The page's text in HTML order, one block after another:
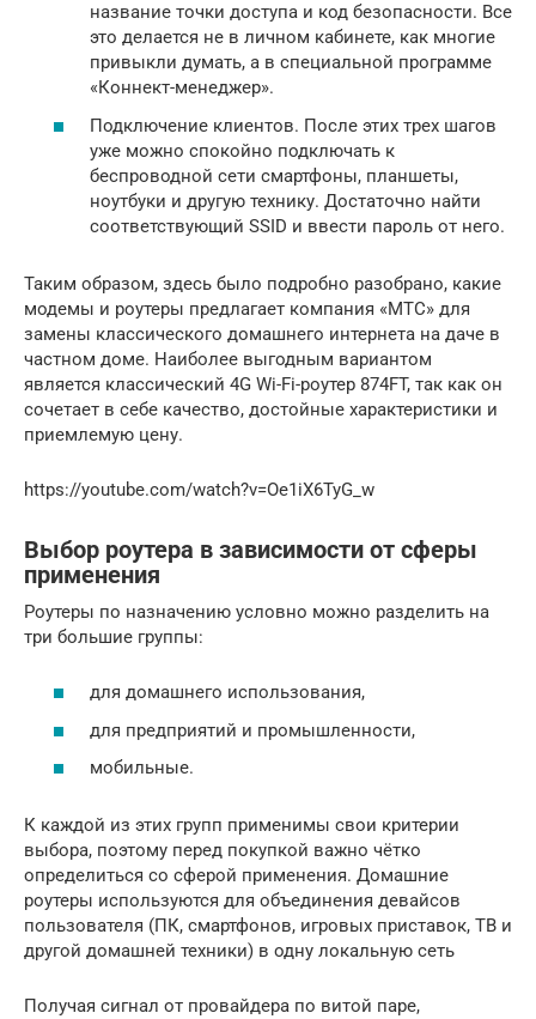
название точки доступа и код безопасности. Все
это делается не в личном кабинете, как многие
привыкли думать, а в специальной программе
«Коннект-менеджер».
Подключение клиентов. После этих трех шагов
уже можно спокойно подключать к
беспроводной сети смартфоны, планшеты,
ноутбуки и другую технику. Достаточно найти
соответствующий SSID и ввести пароль от него.
Таким образом, здесь было подробно разобрано, какие
модемы и роутеры предлагает компания «МТС» для
замены классического домашнего интернета на даче в
частном доме. Наиболее выгодным вариантом
является классический 4G Wi-Fi-роутер 874FT, так как он
сочетает в себе качество, достойные характеристики и
приемлемую цену.
https://youtube.com/watch?v=Oe1iX6TyG_w
Выбор роутера в зависимости от сферы
применения
Роутеры по назначению условно можно разделить на
три большие группы:
для домашнего использования,
для предприятий и промышленности,
мобильные.
К каждой из этих групп применимы свои критерии
выбора, поэтому перед покупкой важно чётко
определиться со сферой применения. Домашние
роутеры используются для объединения девайсов
пользователя (ПК, смартфонов, игровых приставок, ТВ и
другой домашней техники) в одну локальную сеть
Получая сигнал от провайдера по витой паре,